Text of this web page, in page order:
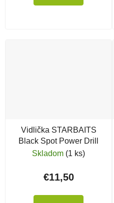
Vidlička STARBAITS
Black Spot Power Drill
Skladom (1 ks)
€11,50